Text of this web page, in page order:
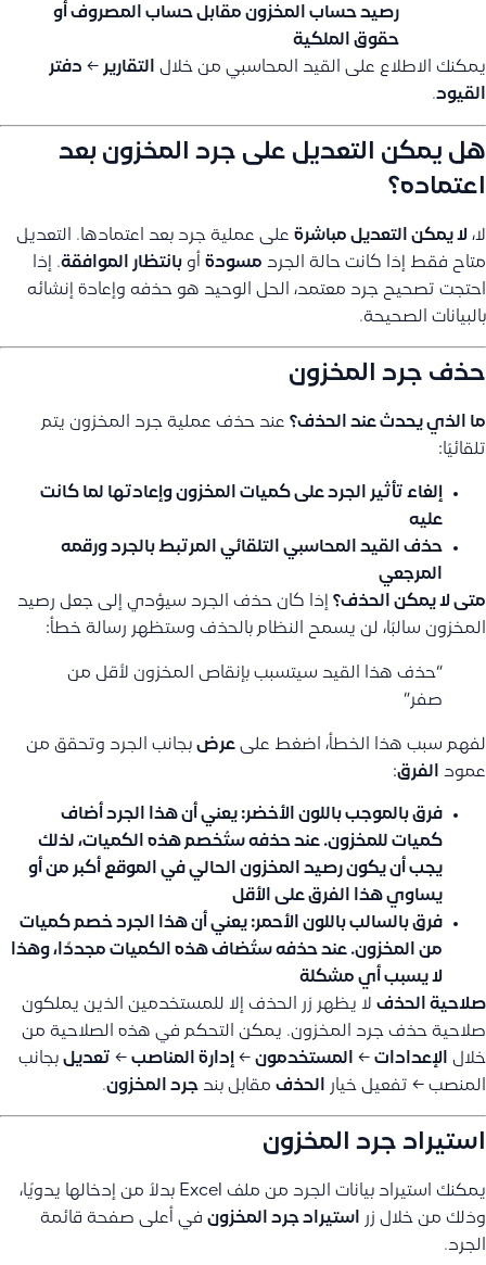
رصيد حساب المخزون مقابل حساب المصروف أو
حقوق الملكية
يمكنك الاطلاع على القيد المحاسبي من خلال التقارير ← دفتر
القيود.
هل يمكن التعديل على جرد المخزون بعد
اعتماده؟
لا، لا يمكن التعديل مباشرة على عملية جرد بعد اعتمادها. التعديل
متاح فقط إذا كانت حالة الجرد مسودة أو بانتظار الموافقة. إذا
احتجت تصحيح جرد معتمد، الحل الوحيد هو حذفه وإعادة إنشائه
بالبيانات الصحيحة.
حذف جرد المخزون
ما الذي يحدث عند الحذف؟ عند حذف عملية جرد المخزون يتم
تلقائيًا:
إلغاء تأثير الجرد على كميات المخزون وإعادتها لما كانت
عليه
حذف القيد المحاسبي التلقائي المرتبط بالجرد ورقمه
المرجعي
متى لا يمكن الحذف؟ إذا كان حذف الجرد سيؤدي إلى جعل رصيد
المخزون سالبًا، لن يسمح النظام بالحذف وستظهر رسالة خطأ:
“حذف هذا القيد سيتسبب بإنقاص المخزون لأقل من
صفر”
لفهم سبب هذا الخطأ، اضغط على عرض بجانب الجرد وتحقق من
عمود
الفرق:
فرق بالموجب باللون الأخضر: يعني أن هذا الجرد أضاف
كميات للمخزون. عند حذفه ستُخصم هذه الكميات، لذلك
يجب أن يكون رصيد المخزون الحالي في الموقع أكبر من أو
يساوي هذا الفرق على الأقل
فرق بالسالب باللون الأحمر: يعني أن هذا الجرد خصم كميات
من المخزون. عند حذفه ستُضاف هذه الكميات مجددًا، وهذا
لا يسبب أي مشكلة
صلاحية الحذف لا يظهر زر الحذف إلا للمستخدمين الذين يملكون
صلاحية حذف جرد المخزون. يمكن التحكم في هذه الصلاحية من
خلال الإعدادات ← المستخدمون ← إدارة المناصب ← تعديل بجانب
المنصب ← تفعيل خيار الحذف مقابل بند جرد المخزون.
استيراد جرد المخزون
يمكنك استيراد بيانات الجرد من ملف Excel بدلاً من إدخالها يدويًا،
وذلك من خلال زر استيراد جرد المخزون في أعلى صفحة قائمة
الجرد.